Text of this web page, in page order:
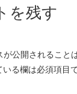
を残す
が公開されること
いる欄は必須項目